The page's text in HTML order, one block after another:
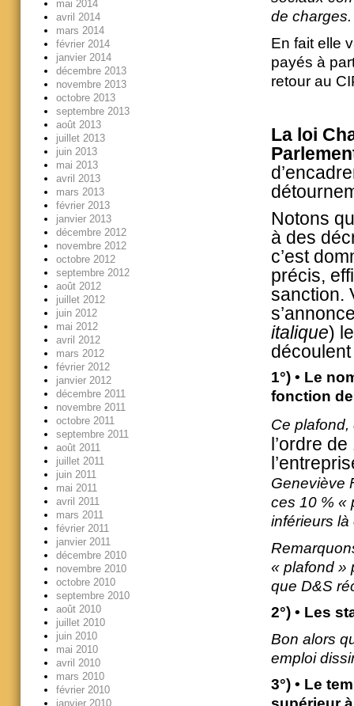
de charges.
En fait elle
payés à
retour au
La loi
Notons
à des
c’est
précis,
sanction.
italique)
découlent
1°) • Le
fonction
Ce plafond,
l’ordre
Geneviève
ces 10 % «
inférieurs
« plafond »
que D&S
2°) • Les
Bon alors
emploi
3°) • Le
mai 2014
avril 2014
mars 2014
février 2014
janvier 2014
décembre 2013
novembre 2013
octobre 2013
septembre 2013
août 2013
juillet 2013
juin 2013
mai 2013
avril 2013
mars 2013
février 2013
janvier 2013
décembre 2012
novembre 2012
octobre 2012
septembre 2012
août 2012
juillet 2012
juin 2012
mai 2012
avril 2012
mars 2012
février 2012
janvier 2012
décembre 2011
novembre 2011
octobre 2011
septembre 2011
août 2011
juillet 2011
juin 2011
mai 2011
avril 2011
mars 2011
février 2011
janvier 2011
décembre 2010
novembre 2010
octobre 2010
septembre 2010
août 2010
juillet 2010
juin 2010
mai 2010
avril 2010
mars 2010
février 2010
janvier 2010